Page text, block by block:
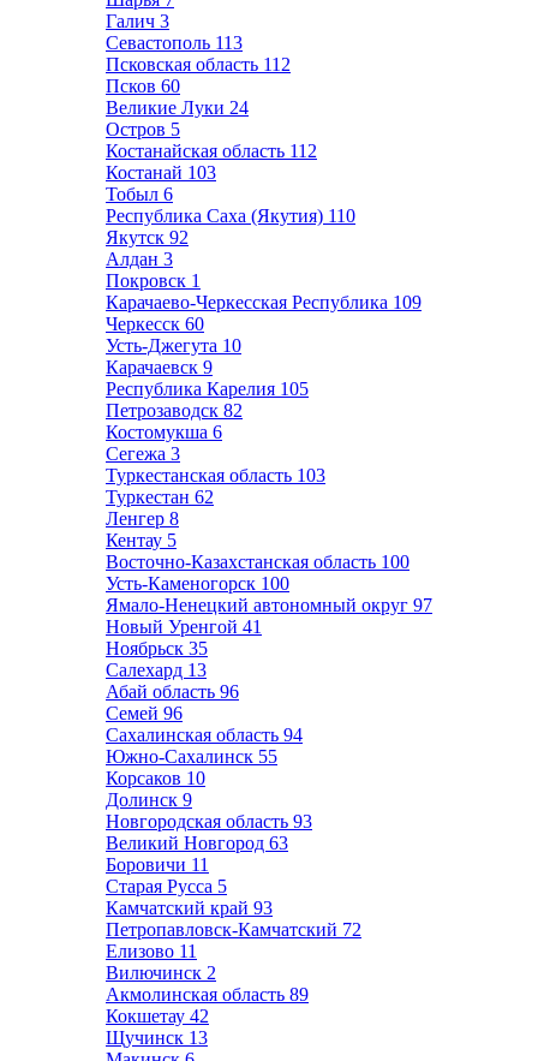
Галич 3
Севастополь 113
Псковская область 112
Псков 60
Великие Луки 24
Остров 5
Костанайская область 112
Костанай 103
Тобыл 6
Республика Саха (Якутия) 110
Якутск 92
Алдан 3
Покровск 1
Карачаево-Черкесская Республика 109
Черкесск 60
Усть-Джегута 10
Карачаевск 9
Республика Карелия 105
Петрозаводск 82
Костомукша 6
Сегежа 3
Туркестанская область 103
Туркестан 62
Ленгер 8
Кентау 5
Восточно-Казахстанская область 100
Усть-Каменогорск 100
Ямало-Ненецкий автономный округ 97
Новый Уренгой 41
Ноябрьск 35
Салехард 13
Абай область 96
Семей 96
Сахалинская область 94
Южно-Сахалинск 55
Корсаков 10
Долинск 9
Новгородская область 93
Великий Новгород 63
Боровичи 11
Старая Русса 5
Камчатский край 93
Петропавловск-Камчатский 72
Елизово 11
Вилючинск 2
Акмолинская область 89
Кокшетау 42
Щучинск 13